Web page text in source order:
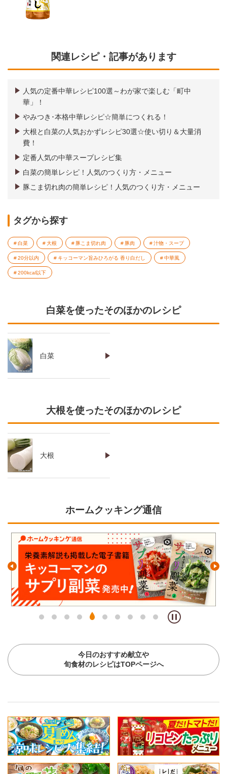
関連レシピ・記事があります
人気の定番中華レシピ100選～わが家で楽しむ「町中
華」！
やみつき･本格中華レシピ☆簡単につくれる！
大根と白菜の人気おかずレシピ30選☆使い切り＆大量消
費！
定番人気の中華スープレシピ集
白菜の簡単レシピ！人気のつくり方・メニュー
豚こま切れ肉の簡単レシピ！人気のつくり方・メニュー
タグから探す
白菜 大根 豚こま切れ肉 豚肉 汁物・スープ
20分以内 キッコーマン旨みひろがる 香り白だし 中華風
200kcal以下
白菜を使ったそのほかのレシピ
白菜
大根を使ったそのほかのレシピ
大根
ホームクッキング通信
今日のおすすめ献立や
旬食材のレシピはTOPページへ